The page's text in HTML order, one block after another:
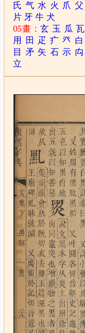
氏 气 水 火 爪 父
片 牙 牛 犬
05畫：玄 玉 瓜 瓦
用
田 疋 疒 癶 白
目
矛 矢 石 示 禸
立